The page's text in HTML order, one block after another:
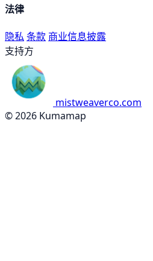
法律
隐私 条款 商业信息披露
支持方
mistweaverco.com
© 2026 Kumamap